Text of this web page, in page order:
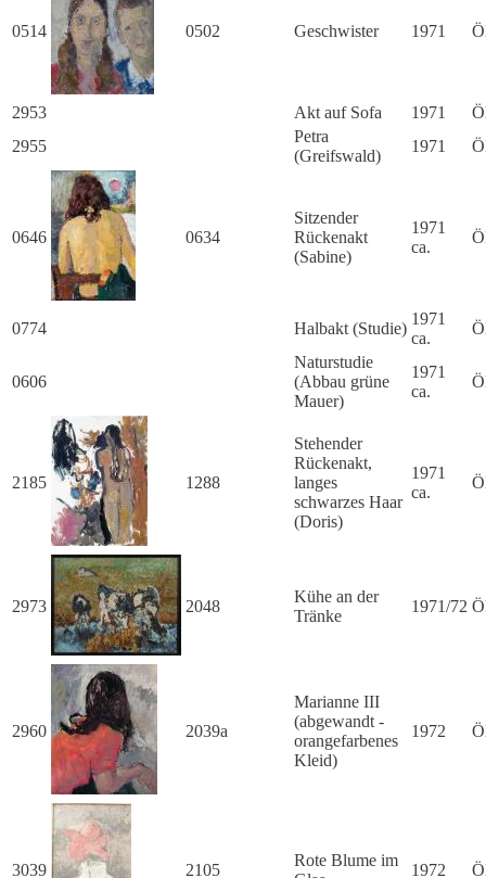
0514 0502 Geschwister 1971
2953 Akt auf Sofa 1971
2955
Petra
(Greifswald)
1971
0646 0634
Sitzender
Rückenakt
(Sabine)
1971
ca.
0774 Halbakt (Studie)
1971
ca.
0606
Naturstudie
(Abbau grüne
Mauer)
1971
ca.
2185 1288
Stehender
Rückenakt,
langes
schwarzes Haar
(Doris)
1971
ca.
2973 2048
Kühe an der
Tränke
1971/72
2960 2039a
Marianne III
(abgewandt -
orangefarbenes
Kleid)
1972
3039 2105
Rote Blume im
1972